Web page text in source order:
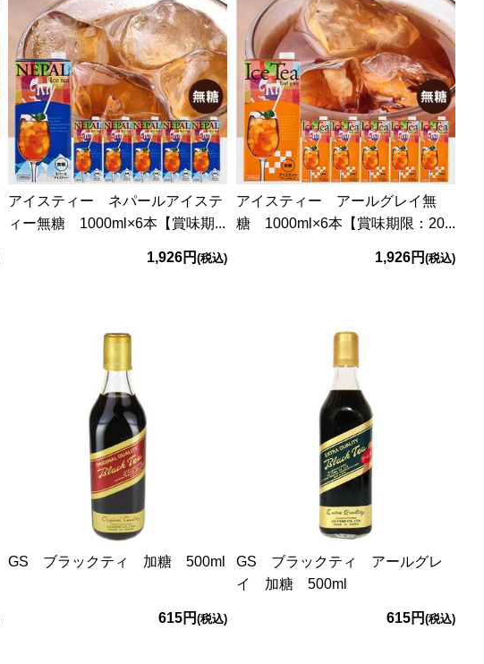
アイスティー ネパールアイステ
ィー無糖 1000ml×6本【賞味期...
1,926円 (税込)
アイスティー アールグレイ無
糖 1000ml×6本【賞味期限：20...
1,926円 (税込)
GS ブラックティ 加糖 500ml
615円 (税込)
GS ブラックティ アールグレ
イ 加糖 500ml
615円 (税込)